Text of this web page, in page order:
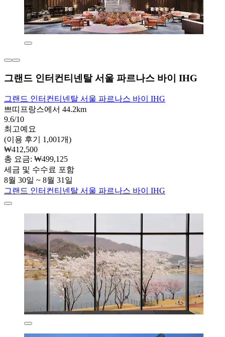
그랜드 인터컨티넨탈 서울 파르나스 바이 IHG
그랜드 인터컨티넨탈 서울 파르나스 바이 IHG
쁘띠프랑스에서 44.2km
9.6/10
최고예요
(이용 후기 1,001개)
₩412,500
총 요금: ₩499,125
세금 및 수수료 포함
8월 30일 ~ 8월 31일
그랜드 인터컨티넨탈 서울 파르나스 바이 IHG